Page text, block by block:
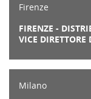
Firenze
FIRENZE -
VICE DIRETTORE
Milano